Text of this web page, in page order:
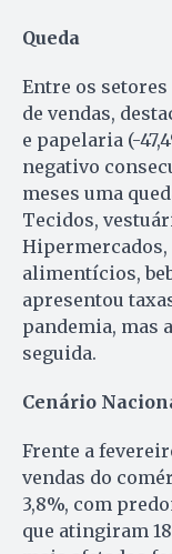
Queda
Entre os
de vendas,
e papelaria (-
negativo
meses uma
Tecidos,
alimentícios,
apresentou
pandemia, mas
seguida.
Cenário
Frente a
vendas do
3,8%, com
que atingiram